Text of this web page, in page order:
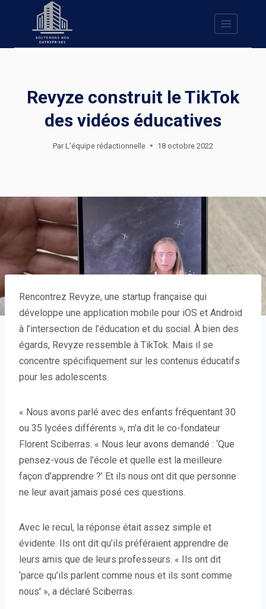
Revyze construit le TikTok
des vidéos éducatives
Par L'équipe rédactionnelle 18 octobre 2022
Rencontrez Revyze, une startup française qui
développe une application mobile pour iOS et Android
à l’intersection de l’éducation et du social. À bien des
égards, Revyze ressemble à TikTok. Mais il se
concentre spécifiquement sur les contenus éducatifs
pour les adolescents.
« Nous avons parlé avec des enfants fréquentant 30
ou 35 lycées différents », m’a dit le co-fondateur
Florent Sciberras. « Nous leur avons demandé : ‘Que
pensez-vous de l’école et quelle est la meilleure
façon d’apprendre ?’ Et ils nous ont dit que personne
ne leur avait jamais posé ces questions.
Avec le recul, la réponse était assez simple et
évidente. Ils ont dit qu’ils préféraient apprendre de
leurs amis que de leurs professeurs. « Ils ont dit
‘parce qu’ils parlent comme nous et ils sont comme
nous' », a déclaré Sciberras.